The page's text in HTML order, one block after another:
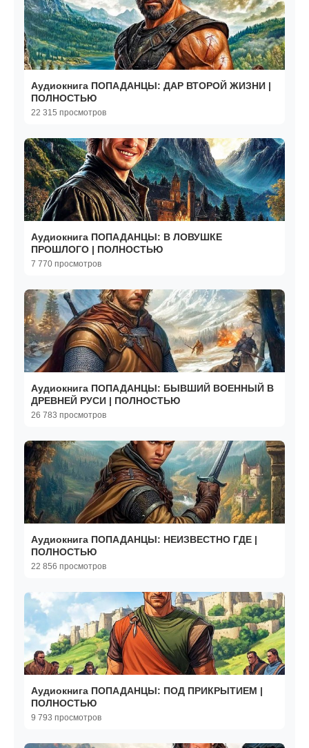
Аудиокнига ПОПАДАНЦЫ: ДАР ВТОРОЙ ЖИЗНИ |
ПОЛНОСТЬЮ
22 315 просмотров
Аудиокнига ПОПАДАНЦЫ: В ЛОВУШКЕ
ПРОШЛОГО | ПОЛНОСТЬЮ
7 770 просмотров
Аудиокнига ПОПАДАНЦЫ: БЫВШИЙ ВОЕННЫЙ В
ДРЕВНЕЙ РУСИ | ПОЛНОСТЬЮ
26 783 просмотров
Аудиокнига ПОПАДАНЦЫ: НЕИЗВЕСТНО ГДЕ |
ПОЛНОСТЬЮ
22 856 просмотров
Аудиокнига ПОПАДАНЦЫ: ПОД ПРИКРЫТИЕМ |
ПОЛНОСТЬЮ
9 793 просмотров